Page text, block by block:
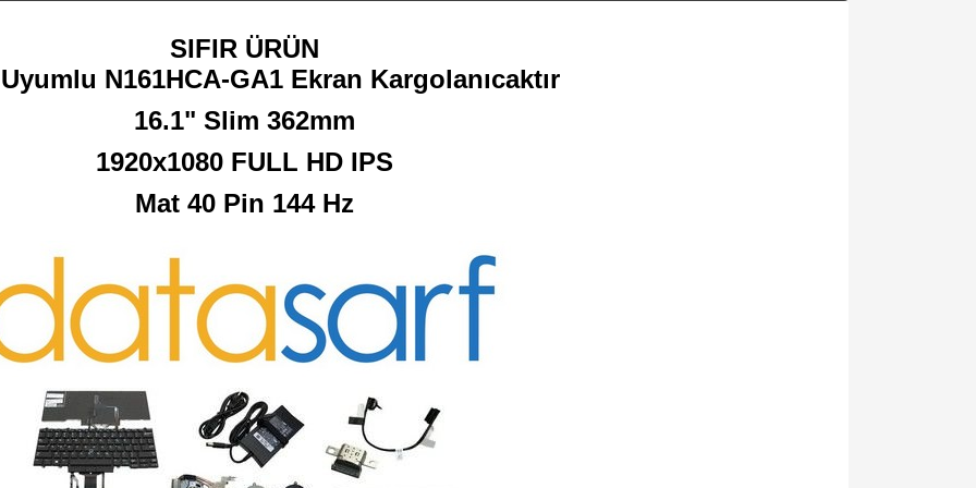
SIFIR ÜRÜN
N161HCA-GA1 Ekran Kargolanıcaktır
16.1" Slim 362mm
1920x1080 FULL HD IPS
Mat 40 Pin 144 Hz